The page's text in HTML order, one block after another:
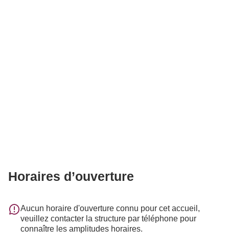
Horaires d’ouverture
Aucun horaire d'ouverture connu pour cet accueil,
veuillez contacter la structure par téléphone pour
connaître les amplitudes horaires.